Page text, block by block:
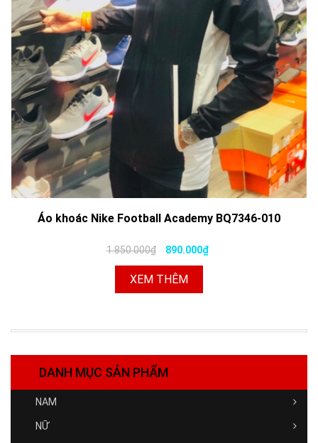
Áo khoác Nike Football Academy BQ7346-010
1.850.000₫ 890.000₫
XEM THÊM
DANH MỤC SẢN PHẨM
NAM
NỮ